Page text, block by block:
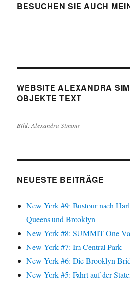
BESUCHEN SIE AUCH
WEBSITE ALEXANDRA
OBJEKTE TEXT
Bild: Alexandra Simons
NEUESTE BEITRÄGE
New York #9: Bustour nach
Queens und Brooklyn
New York #8: SUMMIT One
New York #7: Im Central Park
New York #6: Die Brooklyn
New York #5: Fahrt auf der